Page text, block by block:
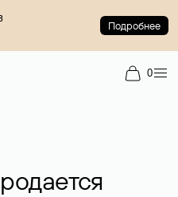
Подробнее
0